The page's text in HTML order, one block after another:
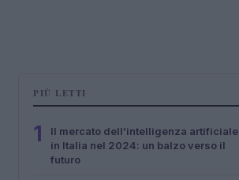
PIÙ LETTI
1
Il mercato dell’intelligenza artificiale
in Italia nel 2024: un balzo verso il
futuro